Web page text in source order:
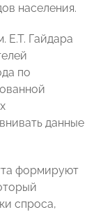
населения.
Е.Т. Гайдара
по
данные
формируют
спроса,